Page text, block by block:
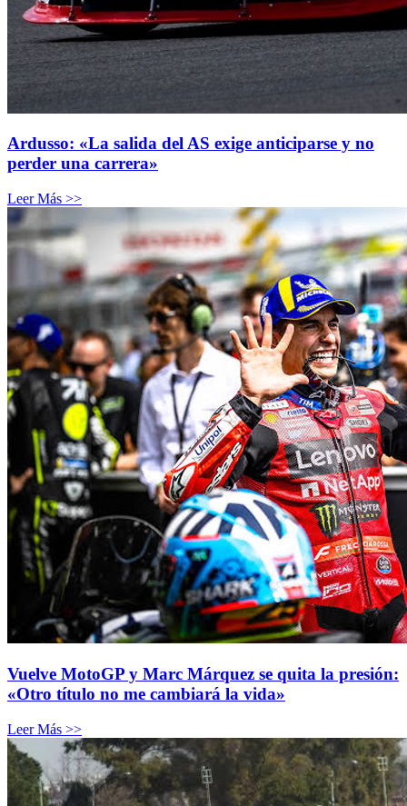
Ardusso: «La salida del AS exige anticiparse y no
perder una carrera»
Leer Más >>
Vuelve MotoGP y Marc Márquez se quita la presión:
«Otro título no me cambiará la vida»
Leer Más >>